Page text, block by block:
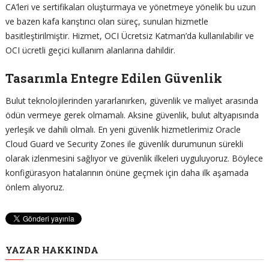
CA’leri ve sertifikaları oluşturmaya ve yönetmeye yönelik bu uzun
ve bazen kafa karıştırıcı olan süreç, sunulan hizmetle
basitleştirilmiştir. Hizmet, OCI Ücretsiz Katman’da kullanılabilir ve
OCI ücretli geçici kullanım alanlarına dahildir.
Tasarımla Entegre Edilen Güvenlik
Bulut teknolojilerinden yararlanırken, güvenlik ve maliyet arasında
ödün vermeye gerek olmamalı. Aksine güvenlik, bulut altyapısında
yerleşik ve dahili olmalı. En yeni güvenlik hizmetlerimiz Oracle
Cloud Guard ve Security Zones ile güvenlik durumunun sürekli
olarak izlenmesini sağlıyor ve güvenlik ilkeleri uyguluyoruz. Böylece
konfigürasyon hatalarının önüne geçmek için daha ilk aşamada
önlem alıyoruz.
YAZAR HAKKINDA